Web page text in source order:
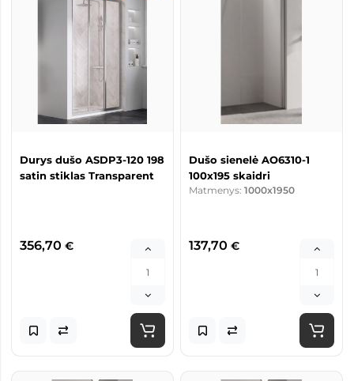
Durys dušo ASDP3-120 198
satin stiklas Transparent
356,70 €
Dušo sienelė AO6310-1
100x195 skaidri
Matmenys: 1000x1950
137,70 €